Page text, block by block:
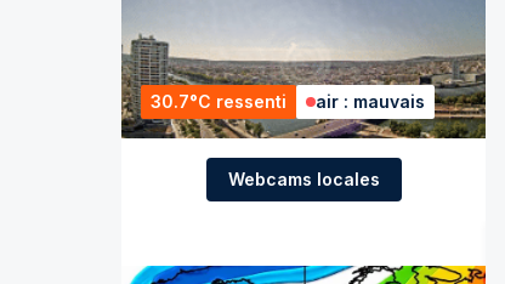
30.7°C ressenti air : mauvais
Webcams locales